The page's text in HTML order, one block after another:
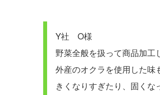
Y社 O様
野菜全般を扱って商品加
外産のオクラを使用した味
きくなりすぎたり、固く